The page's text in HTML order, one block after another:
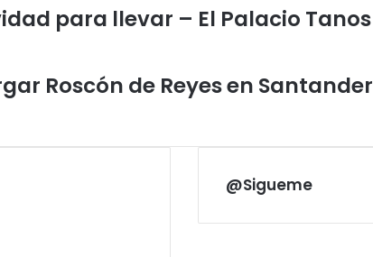
para llevar – El Palacio Tanos
Roscón de Reyes en Santander
@Sigueme